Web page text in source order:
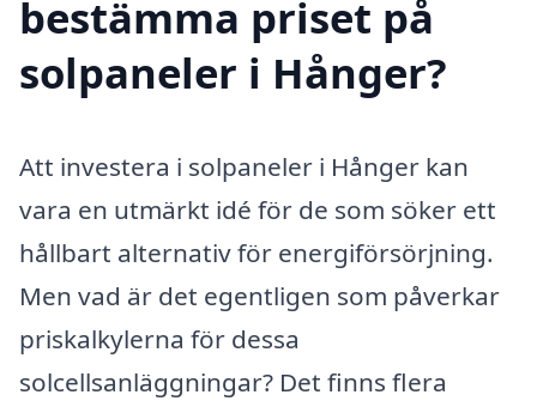
bestämma priset på
solpaneler i Hånger?
Att investera i solpaneler i Hånger kan
vara en utmärkt idé för de som söker ett
hållbart alternativ för energiförsörjning.
Men vad är det egentligen som påverkar
priskalkylerna för dessa
solcellsanläggningar? Det finns flera